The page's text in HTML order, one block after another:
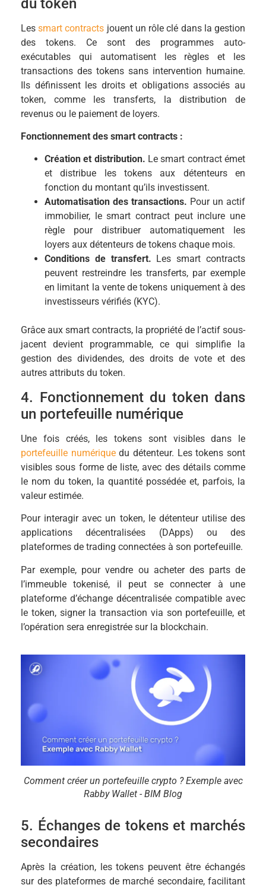
Lessmart contracts jouent un rôle clé dans la gestion
des tokens. Ce sont des programmes auto-
exécutables qui automatisent les règles et les
transactions des tokens sans intervention humaine.
Ils définissent les droits et obligations associés au
token, comme les transferts, la distribution de
revenus ou le paiement de loyers.
Fonctionnement des smart contracts :
Création et distribution. Le smart contract émet
et distribue les tokens aux détenteurs en
fonction du montant qu’ils investissent.
Automatisation des transactions. Pour un actif
immobilier, le smart contract peut inclure une
règle pour distribuer automatiquement les
loyers aux détenteurs de tokens chaque mois.
Conditions de transfert. Les smart contracts
peuvent restreindre les transferts, par exemple
en limitant la vente de tokens uniquement à des
investisseurs vérifiés (KYC).
Grâce aux smart contracts, la propriété de l’actif sous-
jacent devient programmable, ce qui simplifie la
gestion des dividendes, des droits de vote et des
autres attributs du token.
4. Fonctionnement du token dans
un portefeuille numérique
Une fois créés, les tokens sont visibles dans le
portefeuille numériquedu détenteur. Les tokens sont
visibles sous forme de liste, avec des détails comme
le nom du token, la quantité possédée et, parfois, la
valeur estimée.
Pour interagir avec un token, le détenteur utilise des
applications décentralisées (DApps) ou des
plateformes de trading connectées à son portefeuille.
Par exemple, pour vendre ou acheter des parts de
l’immeuble tokenisé, il peut se connecter à une
plateforme d’échange décentralisée compatible avec
le token, signer la transaction via son portefeuille, et
l’opération sera enregistrée sur la blockchain.
Comment créer un portefeuille crypto ? Exemple avec
Rabby Wallet - BIM Blog
5. Échanges de tokens et marchés
secondaires
Après la création, les tokens peuvent être échangés
sur des plateformes de marché secondaire, facilitant